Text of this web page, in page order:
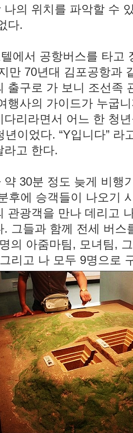
나의 위치를 파악할 수
다.
에서 공항버스를 타고
만 70년대 김포공항과
출구로 가 보니 조선족
행사의 가이드가 누굽
다리라면서 어느 한 청
년이었다. “Y입니다” 라
라고 한다.
약 30분 정도 늦게 비행
후에 승객들이 나오기
관광객을 만나 데리고
. 그들과 함께 전세 버스
의 아줌마팀, 모녀팀,
리고 나 모두 9명으로